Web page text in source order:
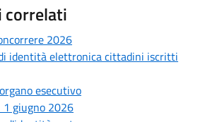
correlati
2026
identità elettronica cittadini iscritti
esecutivo
giugno 2026